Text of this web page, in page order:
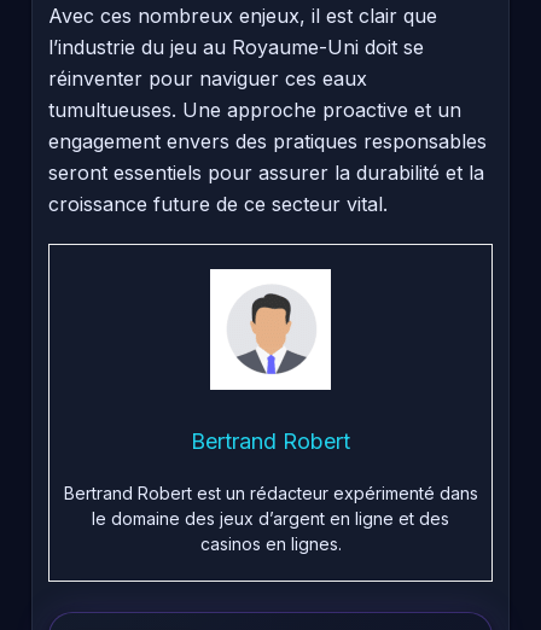
Avec ces nombreux enjeux, il est clair que
l’industrie du jeu au Royaume-Uni doit se
réinventer pour naviguer ces eaux
tumultueuses. Une approche proactive et un
engagement envers des pratiques responsables
seront essentiels pour assurer la durabilité et la
croissance future de ce secteur vital.
Bertrand Robert
Bertrand Robert est un rédacteur expérimenté dans
le domaine des jeux d’argent en ligne et des
casinos en lignes.